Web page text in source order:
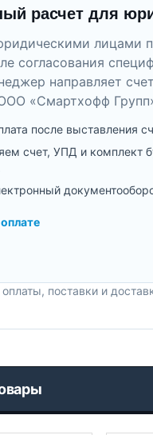
расчет для
лицами
согласования
направляет
«Смартхофф
после выставления
счет, УПД и комплект
поставки и